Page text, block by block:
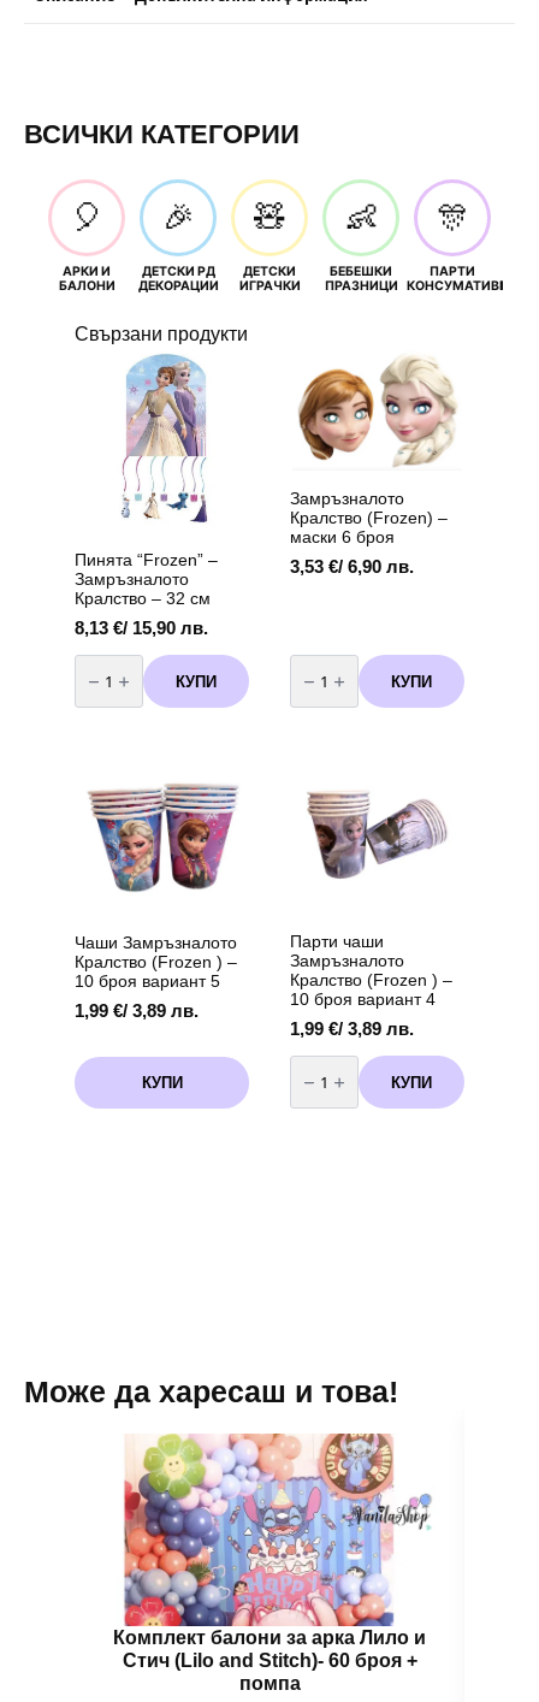
ВСИЧКИ КАТЕГОРИИ
🎈
АРКИ И
БАЛОНИ
🎉
ДЕТСКИ РД
ДЕКОРАЦИИ
🧸
ДЕТСКИ
ИГРАЧКИ
👶
БЕБЕШКИ
ПРАЗНИЦИ
🎊
ПАРТИ
КОНСУМАТИВИ
Свързани продукти
Пинята “Frozen” –
Замръзналото
Кралство – 32 см
8,13 €/ 15,90 лв.
количество
за
Пинята
“Frozen”
32
см
КУПИ
Замръзналото
Кралство (Frozen) –
маски 6 броя
3,53 €/ 6,90 лв.
количество
за
Замръзналото
Кралство
броя
КУПИ
Чаши Замръзналото
Кралство (Frozen ) –
10 броя вариант 5
1,99 €/ 3,89 лв.
КУПИ
Парти чаши
Замръзналото
Кралство (Frozen ) –
10 броя вариант 4
1,99 €/ 3,89 лв.
количество
за
Парти
чаши
КУПИ
Може да харесаш и това!
Комплект балони за арка Лило и
Стич (Lilo and Stitch)- 60 броя +
помпа